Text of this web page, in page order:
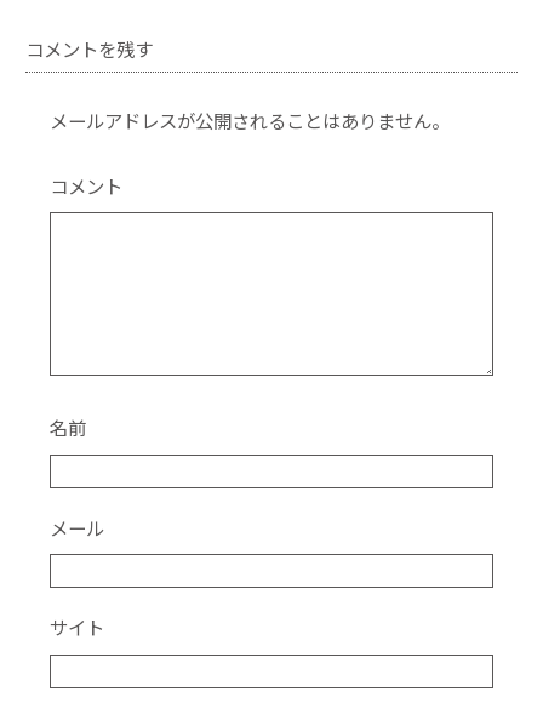
c
e
b
o
o
k
itt
er
コメントを残す
メールアドレスが公開されることはありません。
コメント
名前
メール
サイト